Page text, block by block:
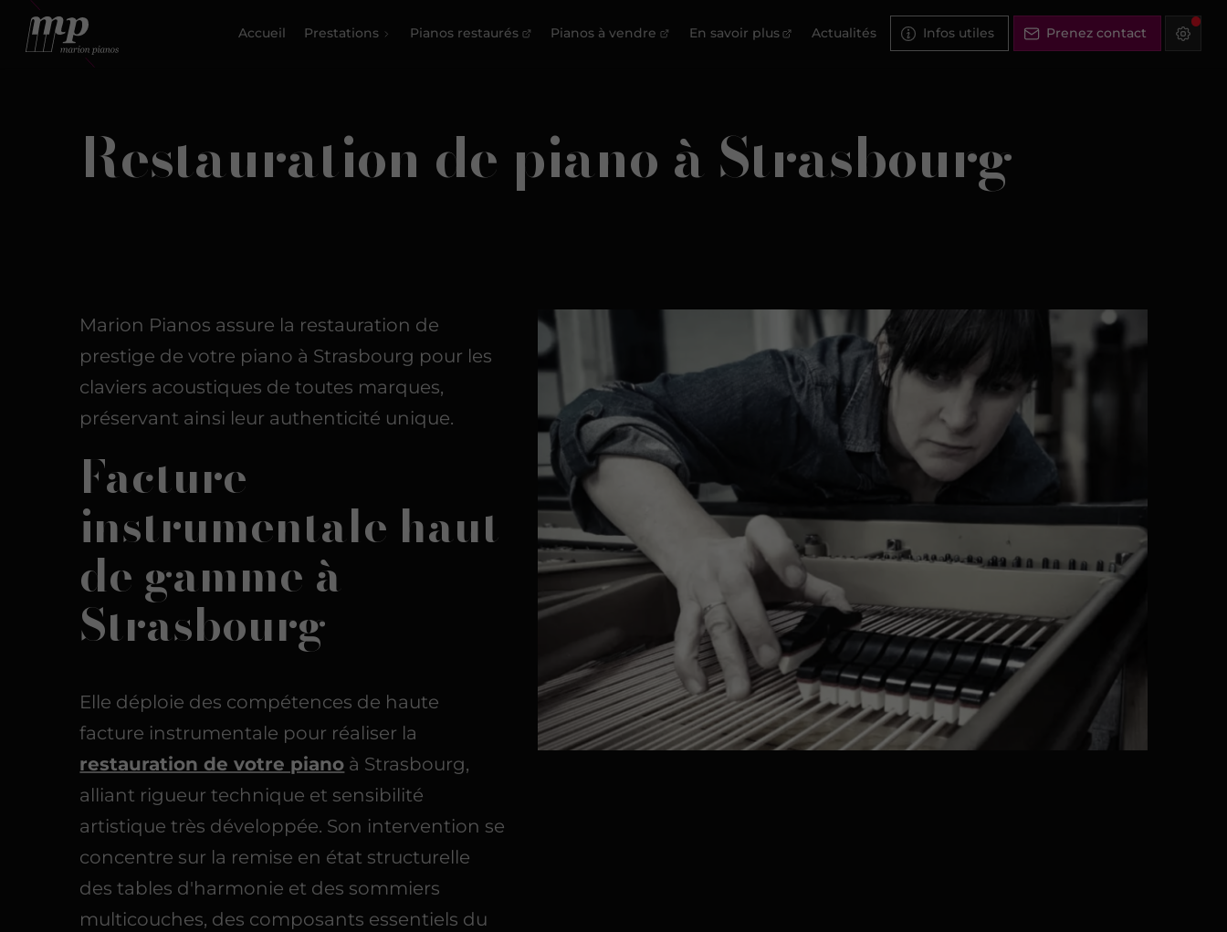
Accueil Prestations Pianos restaurés Pianos à vendre En savoir plus Actualités Infos utiles Prenez contact
Restauration de piano à Strasbourg
Marion Pianos assure la restauration de
prestige de votre piano à Strasbourg pour les
claviers acoustiques de toutes marques,
préservant ainsi leur authenticité unique.
Facture
instrumentale haut
de gamme à
Strasbourg
Elle déploie des compétences de haute
facture instrumentale pour réaliser la
restauration de votre piano à Strasbourg,
alliant rigueur technique et sensibilité
artistique très développée. Son intervention se
concentre sur la remise en état structurelle
des tables d'harmonie et des sommiers
multicouches, des composants essentiels du